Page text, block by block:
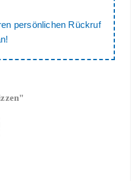
persönlichen Rückruf